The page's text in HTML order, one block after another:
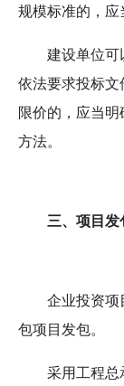
规模标准的，应
建设单位可
依法要求投标
限价的，应当
方法。
三、项目发
企业投资项
包项目发包。
采用工程总